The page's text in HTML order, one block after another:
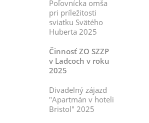
Poľovnícka omša
pri príležitosti
sviatku Svätého
Huberta 2025
Činnosť ZO SZZP
v Ladcoch v roku
2025
Divadelný zájazd
"Apartmán v hoteli
Bristol" 2025